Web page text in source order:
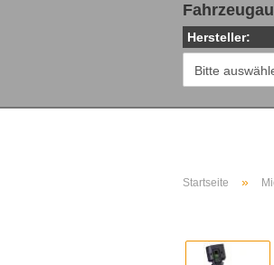
Hersteller:
Startseite »